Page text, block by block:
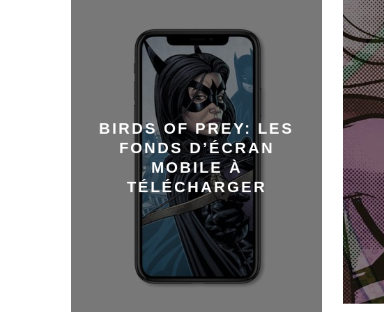
BIRDS OF PREY: LES
FONDS D’ÉCRAN
MOBILE À
TÉLÉCHARGER